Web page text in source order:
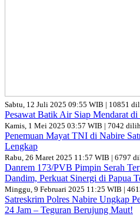
Sabtu, 12 Juli 2025 09:55 WIB | 10851
Pesawat Batik Air Siap Mendarat di
Kamis, 1 Mei 2025 03:57 WIB | 7042
Penemuan Mayat TNI di Nabire
Lengkap
Rabu, 26 Maret 2025 11:57 WIB | 6797
Danrem 173/PVB Pimpin Serah
Dandim, Perkuat Sinergi di Papua
Minggu, 9 Februari 2025 11:25 WIB |
Satreskrim Polres Nabire Ungkap
24 Jam – Teguran Berujung Maut!